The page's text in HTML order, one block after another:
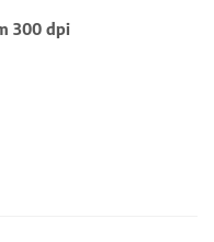
300 dpi